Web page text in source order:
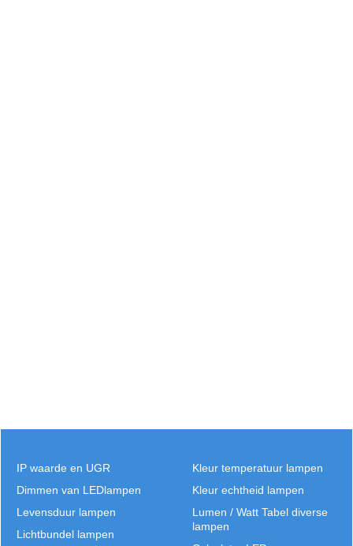
Kleur temperatuur lampen
Kleur echtheid lampen
Lumen / Watt Tabel diverse
lampen
IP waarde en UGR
Dimmen van LEDlampen
Levensduur lampen
Lichtbundel lampen